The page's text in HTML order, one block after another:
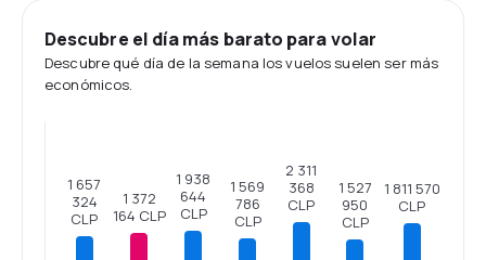
Descubre el día más barato para volar
Descubre qué día de la semana los vuelos suelen ser más
económicos.
1 657
324
CLP
1 372
164 CLP
1 938
644
CLP
1 569
786
CLP
2 311
368
CLP
1 527
950
CLP
1 811 570
CLP